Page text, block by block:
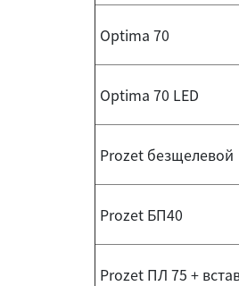
Optima 70
Optima 70 LED
Prozet безщелевой
Prozet БП40
Prozet ПЛ 75 +